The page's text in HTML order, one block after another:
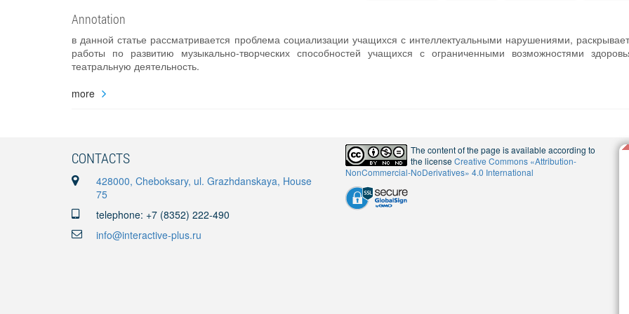
Annotation
в данной статье рассматривается проблема социализации учащихся с интеллектуальными нарушениями,
работы по развитию музыкально-творческих способностей учащихся с ограниченными возможностями
театральную деятельность.
more
CONTACTS
428000, Cheboksary, ul. Grazhdanskaya, House
75
telephone: +7 (8352) 222-490
info@interactive-plus.ru
The content of the page is available according to
the licenseCreative Commons «Attribution-
NonCommercial-NoDerivatives» 4.0 International